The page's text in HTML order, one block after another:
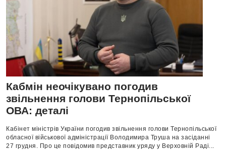
Кабмін неочікувано погодив
звільнення голови Тернопільської
ОВА: деталі
Кабінет міністрів України погодив звільнення голови Тернопільської
обласної військової адміністрації Володимира Труша на засіданні
27 грудня. Про це повідомив представник уряду у Верховній Раді...